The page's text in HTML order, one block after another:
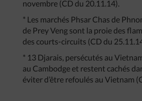
novembre (CD du 20.11.14).
* Les marchés Phsar Chas de
de Prey Veng sont la proie des
des courts-circuits (CD du
* 13 Djarais, persécutés au
au Cambodge et restent cachés
éviter d’être refoulés au Vietnam